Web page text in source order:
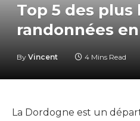
Top 5 des plus
randonnées
By Vincent 4 Mins Read
La Dordogne est un